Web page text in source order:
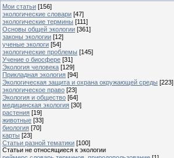
Мои статьи [156]
экологические словари [47]
экологические термины [111]
Основы общей экологии [361]
законы экологии [12]
ученые экологи [54]
экологические проблемы [145]
Учение о биосфере [31]
Экология человека [129]
Прикладная экология [94]
Экологическая защита и охрана окружающей среды [223]
экологическое право [23]
Экология и общество [64]
медицинская экология [30]
растения [19]
животные [33]
биология [70]
карты [23]
Статьи разной тематики [100]
Статьи не относящиеся к экологии